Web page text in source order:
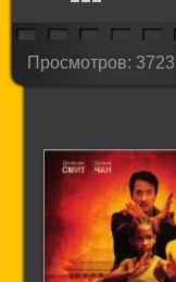
Просмотров: 3723